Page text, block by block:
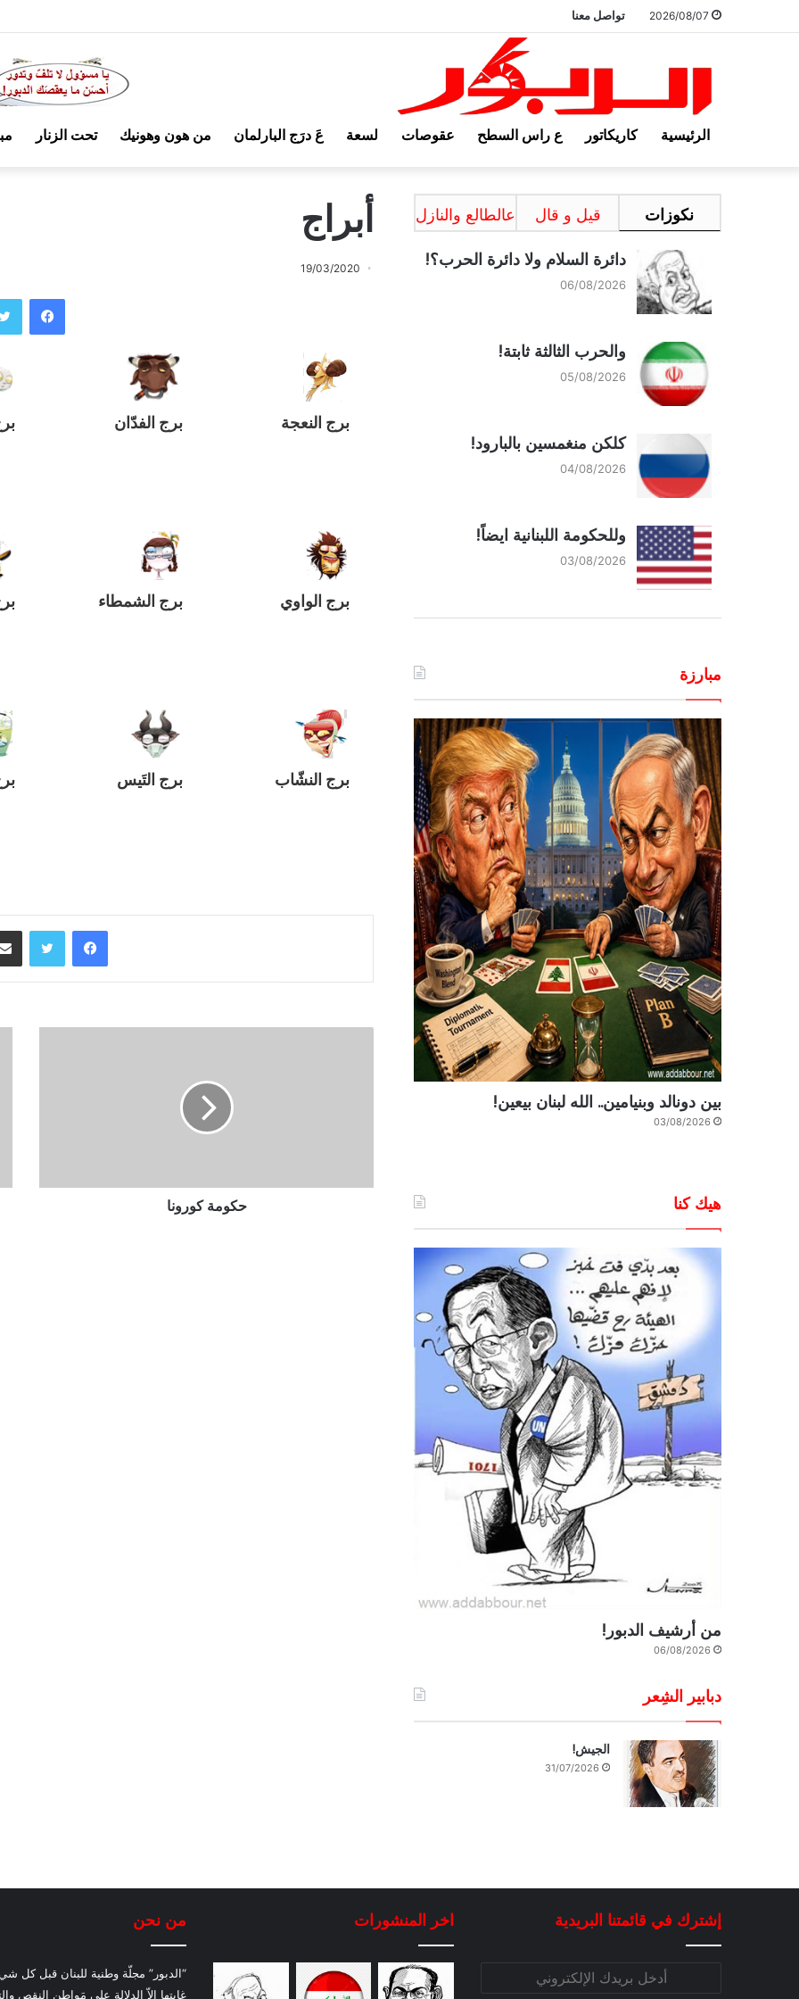
تواصل معنا
الرئيسية كاريكاتور ع راس السطح عقوصات لسعة عَ درَج البارلمان من هون وهونيك تحت الزنار
أبراج
19/03/2020
فيسبوك
برج النعجة برج الفدّان
برج الواوي برج الشمطاء
برج النشّاب برج التَيس
فيسبوك
حكومة كورونا
نكوزات قيل و قال عالطالع والنازل
دائرة السلام ولا دائرة الحرب؟!
06/08/2026
والحرب الثالثة ثابتة!
05/08/2026
كلكن منغمسين بالبارود!
04/08/2026
وللحكومة اللبنانية ايضاً!
03/08/2026
مبارزة
بين دونالد وبنيامين.. الله لبنان بيعين!
03/08/2026
هيك كنا
من أرشيف الدبور!
06/08/2026
دبابير الشِعر
الجيش!
31/07/2026
إشترك في قائمتنا البريدية اخر المنشورات من نحن
“الدبور” مجلّة وطنية للبنان قبل كل
غايتها إلاّ الدلالة على مَواطن النقص